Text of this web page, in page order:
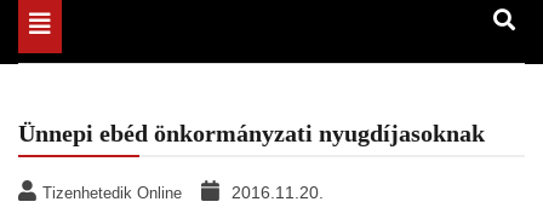
Toggle
navigation
Ünnepi ebéd önkormányzati nyugdíjasoknak
Tizenhetedik Online 2016.11.20.